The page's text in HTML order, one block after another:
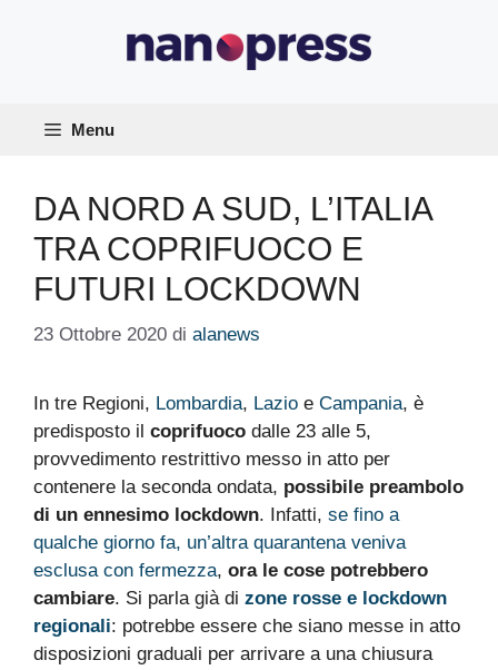
Menu
DA NORD A SUD, L’ITALIA
TRA COPRIFUOCO E
FUTURI LOCKDOWN
23 Ottobre 2020 di alanews
In tre Regioni, Lombardia, Lazio e Campania, è
predisposto il coprifuoco dalle 23 alle 5,
provvedimento restrittivo messo in atto per
contenere la seconda ondata, possibile preambolo
di un ennesimo lockdown. Infatti, se fino a
qualche giorno fa, un’altra quarantena veniva
esclusa con fermezza, ora le cose potrebbero
cambiare. Si parla già di zone rosse e lockdown
regionali: potrebbe essere che siano messe in atto
disposizioni graduali per arrivare a una chiusura